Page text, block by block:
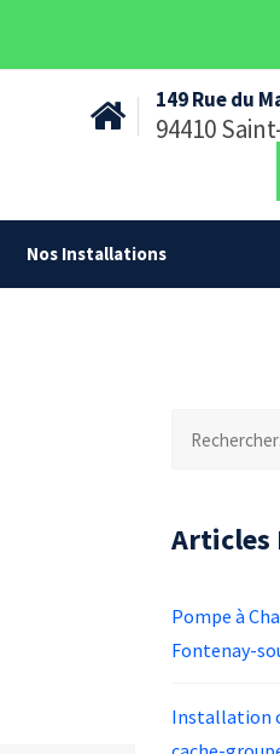
149 Rue du
94410
Nos Installations
Articles
Pompe à
Fontenay-
Installation